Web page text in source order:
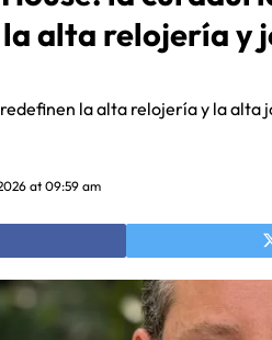
alta relojería y
la alta relojería y la alta
at 09:59 am